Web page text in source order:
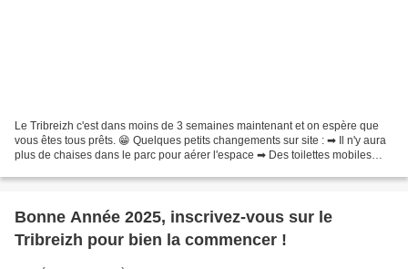
Le Tribreizh c'est dans moins de 3 semaines maintenant et on espère que
vous êtes tous prêts. 😁 Quelques petits changements sur site : ➡ Il n'y aura
plus de chaises dans le parc pour aérer l'espace ➡ Des toilettes mobiles
Bonne Année 2025, inscrivez-vous sur le
Tribreizh pour bien la commencer !